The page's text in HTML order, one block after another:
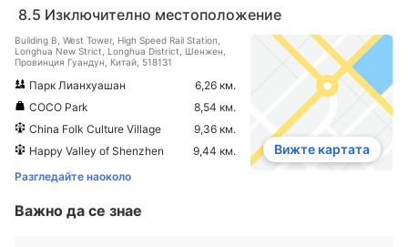
8.5 Изключително местоположение
Building B, West Tower, High Speed Rail Station,
Longhua New Strict, Longhua District, Шeнжeн,
Провинция Гуандун, Китай, 518131
Парк Лианхуашан
6,26 км.
COCO Park
8,54 км.
China Folk Culture Village
9,36 км.
Happy Valley of Shenzhen
9,44 км.
Разгледайте наоколо
Вижте картата
Важно да се знае